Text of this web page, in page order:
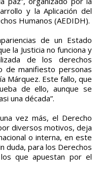
y la Aplicación del
Humanos (AEDIDH).
de un Estado
la Justicia no funciona y
de los derechos
de manifiesto personas
Márquez. Este fallo, que
de ello, aunque se
una década”.
vez más, el Derecho
diversos motivos, deja
o interna, en este
duda, para los Derechos
que apuestan por el